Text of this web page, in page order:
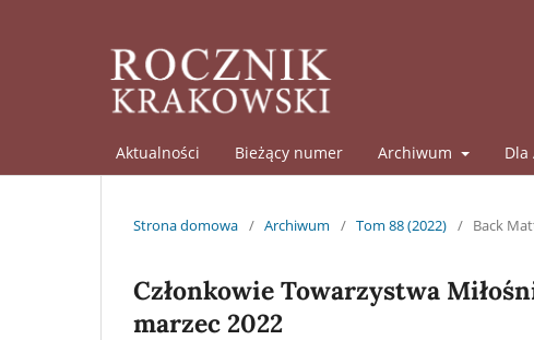
Aktualności Bieżący numer Archiwum Dla
Strona domowa / Archiwum / Tom 88 (2022) / Back
Członkowie Towarzystwa
marzec 2022